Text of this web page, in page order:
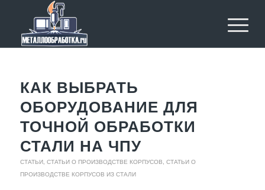
КАК ВЫБРАТЬ
ОБОРУДОВАНИЕ ДЛЯ
ТОЧНОЙ ОБРАБОТКИ
СТАЛИ НА ЧПУ
СТАТЬИ, СТАТЬИ О ПРОИЗВОДСТВЕ КОРПУСОВ СТАТЬИ О
ПРОИЗВОДСТВЕ КОРПУСОВ ИЗ СТАЛИ